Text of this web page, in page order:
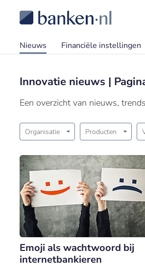
Nieuws Financiële instellingen
Innovatie nieuws |
Een overzicht van nieuws,
Organisatie Producten
Emoji als wachtwoord bij
internetbankieren